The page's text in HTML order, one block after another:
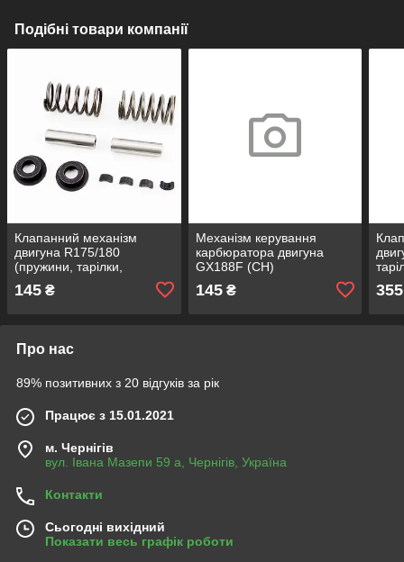
Подібні товари компанії
Клапанний механізм
двигуна R175/180
(пружини, тарілки,
направляючі) (PRC)
145 ₴
Механізм керування
карбюратора двигуна
GX188F (CH)
145₴ 355
Про нас
89% позитивних з 20 відгуків за рік
Працює з 15.01.2021
м. Чернігів
вул. Івана Мазепи 59 а, Чернігів, Україна
Контакти
Сьогодні вихідний
Показати весь графік роботи